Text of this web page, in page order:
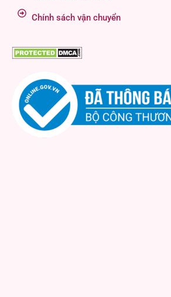
Chính sách vận chuyển